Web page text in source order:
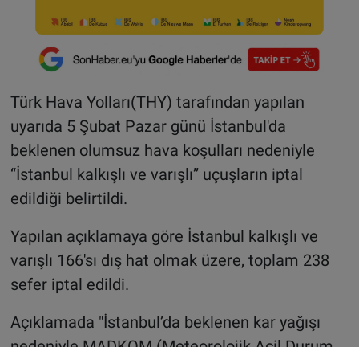
Türk Hava Yolları(THY) tarafından yapılan
uyarıda 5 Şubat Pazar günü İstanbul'da
beklenen olumsuz hava koşulları nedeniyle
“İstanbul kalkışlı ve varışlı” uçuşların iptal
edildiği belirtildi.
Yapılan açıklamaya göre İstanbul kalkışlı ve
varışlı 166'sı dış hat olmak üzere, toplam 238
sefer iptal edildi.
Açıklamada "İstanbul’da beklenen kar yağışı